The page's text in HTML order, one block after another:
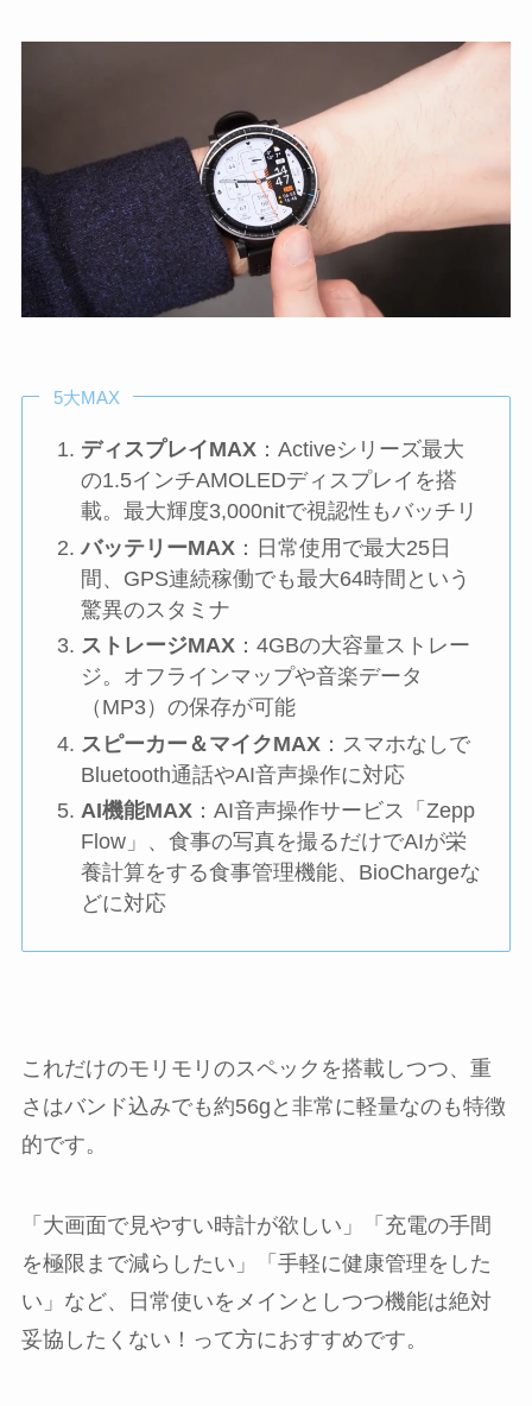
5大MAX
ディスプレイMAX ：Activeシリーズ最大
の1.5インチAMOLEDディスプレイを搭
載。最大輝度3,000nitで視認性もバッチリ
バッテリーMAX ：日常使用で最大25日
間、GPS連続稼働でも最大64時間という
驚異のスタミナ
ストレージMAX ：4GBの大容量ストレー
ジ。オフラインマップや音楽データ
（MP3）の保存が可能
スピーカー＆マイクMAX ：スマホなしで
Bluetooth通話やAI音声操作に対応
AI機能MAX ：AI音声操作サービス「Zepp
Flow」、食事の写真を撮るだけでAIが栄
養計算をする食事管理機能、BioChargeな
どに対応
これだけのモリモリのスペックを搭載しつつ、重
さはバンド込みでも約56gと非常に軽量なのも特徴
的です。
「大画面で見やすい時計が欲しい」「充電の手間
を極限まで減らしたい」「手軽に健康管理をした
い」など、日常使いをメインとしつつ機能は絶対
妥協したくない！って方におすすめです。